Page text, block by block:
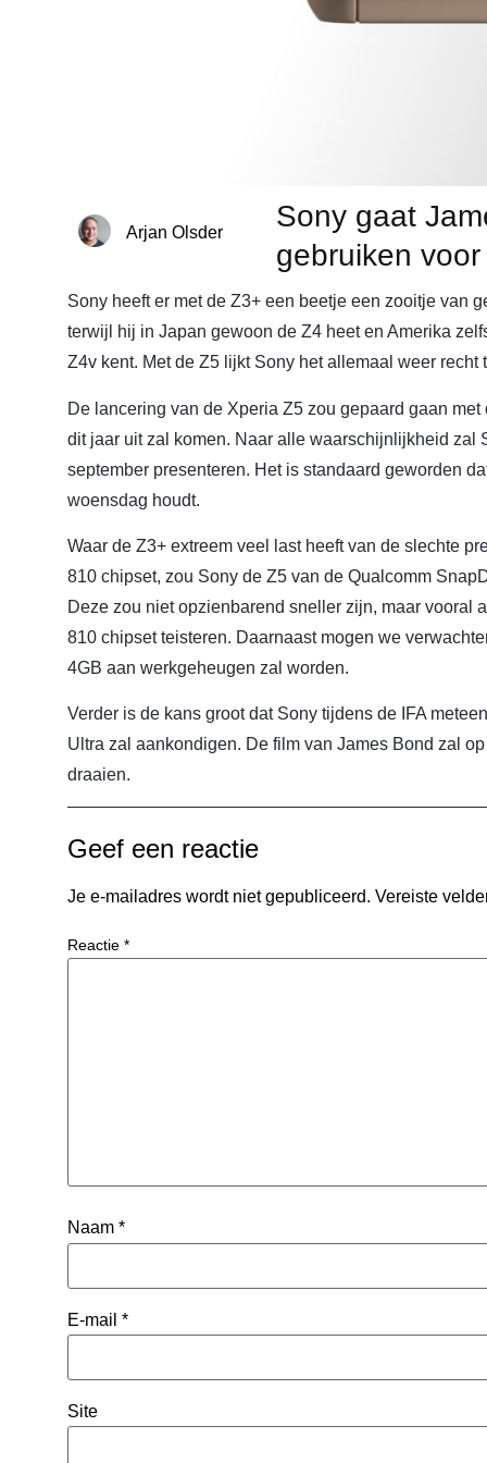
Arjan Olsder
Sony gaat
gebruiken
Sony heeft er met de Z3+ een beetje een zooitje van
terwijl hij in Japan gewoon de Z4 heet en Amerika
Z4v kent. Met de Z5 lijkt Sony het allemaal weer recht
De lancering van de Xperia Z5 zou gepaard gaan
dit jaar uit zal komen. Naar alle waarschijnlijkheid zal
september presenteren. Het is standaard geworden
woensdag houdt.
Waar de Z3+ extreem veel last heeft van de slechte
810 chipset, zou Sony de Z5 van de Qualcomm
Deze zou niet opzienbarend sneller zijn, maar vooral
810 chipset teisteren. Daarnaast mogen we
4GB aan werkgeheugen zal worden.
Verder is de kans groot dat Sony tijdens de IFA
Ultra zal aankondigen. De film van James Bond zal
draaien.
Geef een reactie
Je e-mailadres wordt niet gepubliceerd. Vereiste
Reactie *
Naam *
E-mail *
Site